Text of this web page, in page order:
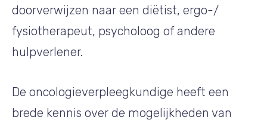
doorverwijzen naar een diëtist, ergo-/
fysiotherapeut, psycholoog of andere
hulpverlener.
De oncologieverpleegkundige heeft een
brede kennis over de mogelijkheden van